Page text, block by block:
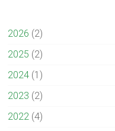
2026 (2)
2025 (2)
2024 (1)
2023 (2)
2022 (4)